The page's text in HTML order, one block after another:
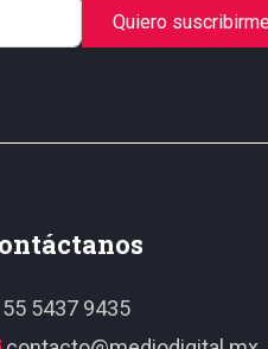
Quiero
5437 9435